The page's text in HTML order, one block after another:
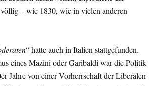
völlig – wie 1830, wie in vielen anderen
“ hatte auch in Italien stattgefunden.
eines Mazini oder Garibaldi war die Politik
Jahre von einer Vorherrschaft der Liberalen